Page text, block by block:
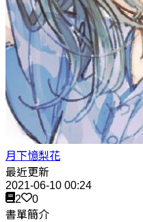
月下憶梨花
最近更新
2021-06-10 00:24
2
0
書單簡介